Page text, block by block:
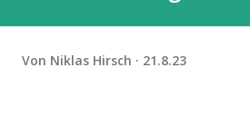
Von Niklas Hirsch 21.8.23